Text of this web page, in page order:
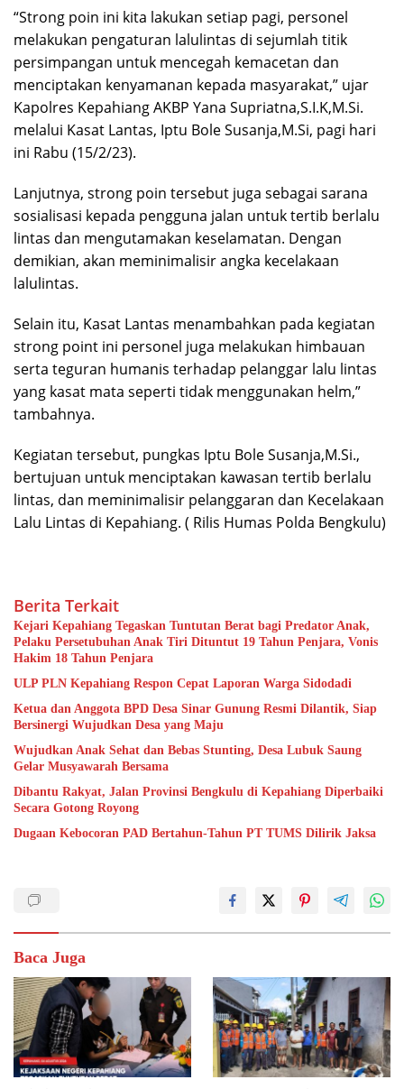
“Strong poin ini kita lakukan setiap pagi, personel
melakukan pengaturan lalulintas di sejumlah titik
persimpangan untuk mencegah kemacetan dan
menciptakan kenyamanan kepada masyarakat,” ujar
Kapolres Kepahiang AKBP Yana Supriatna,S.I.K,M.Si.
melalui Kasat Lantas, Iptu Bole Susanja,M.Si, pagi hari
ini Rabu (15/2/23).
Lanjutnya, strong poin tersebut juga sebagai sarana
sosialisasi kepada pengguna jalan untuk tertib berlalu
lintas dan mengutamakan keselamatan. Dengan
demikian, akan meminimalisir angka kecelakaan
lalulintas.
Selain itu, Kasat Lantas menambahkan pada kegiatan
strong point ini personel juga melakukan himbauan
serta teguran humanis terhadap pelanggar lalu lintas
yang kasat mata seperti tidak menggunakan helm,”
tambahnya.
Kegiatan tersebut, pungkas Iptu Bole Susanja,M.Si.,
bertujuan untuk menciptakan kawasan tertib berlalu
lintas, dan meminimalisir pelanggaran dan Kecelakaan
Lalu Lintas di Kepahiang. ( Rilis Humas Polda Bengkulu)
Berita Terkait
Kejari Kepahiang Tegaskan Tuntutan Berat bagi Predator Anak,
Pelaku Persetubuhan Anak Tiri Dituntut 19 Tahun Penjara, Vonis
Hakim 18 Tahun Penjara
ULP PLN Kepahiang Respon Cepat Laporan Warga Sidodadi
Ketua dan Anggota BPD Desa Sinar Gunung Resmi Dilantik, Siap
Bersinergi Wujudkan Desa yang Maju
Wujudkan Anak Sehat dan Bebas Stunting, Desa Lubuk Saung
Gelar Musyawarah Bersama
Dibantu Rakyat, Jalan Provinsi Bengkulu di Kepahiang Diperbaiki
Secara Gotong Royong
Dugaan Kebocoran PAD Bertahun-Tahun PT TUMS Dilirik Jaksa
Baca Juga